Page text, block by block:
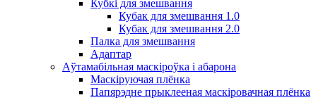
Кубкі для змешвання
Кубак для змешвання 1.0
Кубак для змешвання 2.0
Палка для змешвання
Адаптар
Аўтамабільная маскіроўка і абарона
Маскіруючая плёнка
Папярэдне прыклееная маскіровачная плёнка